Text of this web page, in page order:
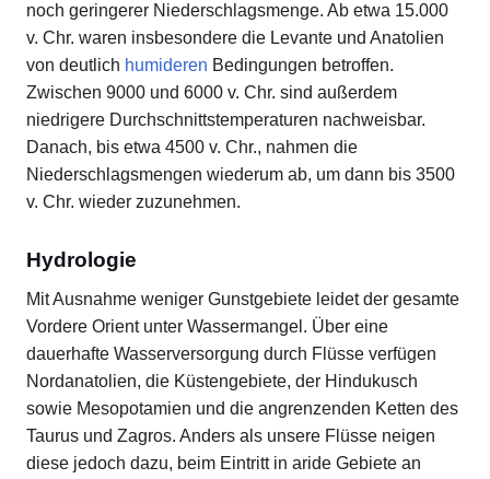
noch geringerer Niederschlagsmenge. Ab etwa 15.000
v. Chr. waren insbesondere die Levante und Anatolien
von deutlich humideren Bedingungen betroffen.
Zwischen 9000 und 6000 v. Chr. sind außerdem
niedrigere Durchschnittstemperaturen nachweisbar.
Danach, bis etwa 4500 v. Chr., nahmen die
Niederschlagsmengen wiederum ab, um dann bis 3500
v. Chr. wieder zuzunehmen.
Hydrologie
Mit Ausnahme weniger Gunstgebiete leidet der gesamte
Vordere Orient unter Wassermangel. Über eine
dauerhafte Wasserversorgung durch Flüsse verfügen
Nordanatolien, die Küstengebiete, der Hindukusch
sowie Mesopotamien und die angrenzenden Ketten des
Taurus und Zagros. Anders als unsere Flüsse neigen
diese jedoch dazu, beim Eintritt in aride Gebiete an